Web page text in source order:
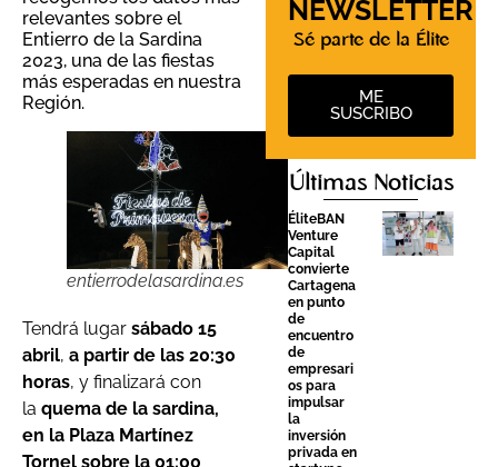
relevantes sobre el
Entierro de la Sardina
2023, una de las fiestas
más esperadas en nuestra
Región.
entierrodelasardina.es
Tendrá lugar sábado 15
abril, a partir de las 20:30
horas, y finalizará con
la quema de la sardina,
en la Plaza Martínez
Tornel sobre la 01:00
NEWSLETTER
Sé parte de la Élite
ME
SUSCRIBO
Últimas Noticias
ÉliteBAN
Venture
Capital
convierte
Cartagena
en punto
de
encuentro
de
empresari
os para
impulsar
la
inversión
privada en